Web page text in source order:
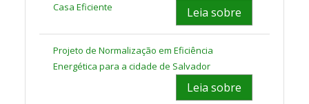
Casa Eficiente Leia sobre
Projeto de Normalização em Eficiência
Energética para a cidade de Salvador
Leia sobre